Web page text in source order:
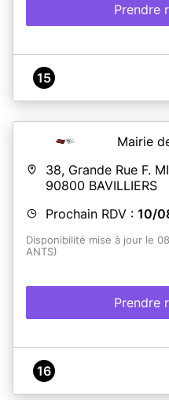
Prendre
15
Mairie
38, Grande Rue F.
90800 BAVILLIERS
Prochain RDV : 10/
Disponibilité mise à jour le
ANTS)
Prendre
16